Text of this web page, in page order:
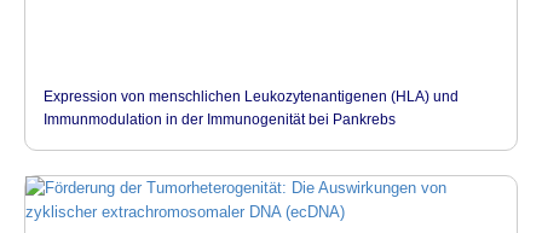
Expression von menschlichen Leukozytenantigenen (HLA) und
Immunmodulation in der Immunogenität bei Pankrebs